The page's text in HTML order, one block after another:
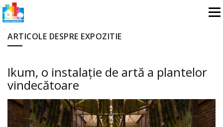
ARTICOLE DESPRE EXPOZITIE
Ikum, o instalație de artă a plantelor
vindecătoare